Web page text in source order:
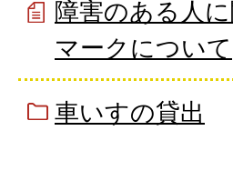
障害のある人
マークについて
車いすの貸出